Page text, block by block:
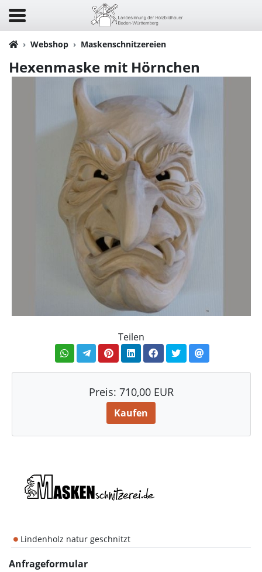
Webshop Maskenschnitzereien
Hexenmaske mit Hörnchen
Teilen
Preis: 710,00 EUR
Kaufen
Lindenholz natur geschnitzt
Anfrageformular